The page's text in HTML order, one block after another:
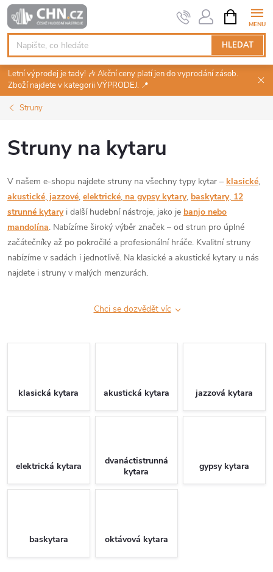
Přejít
na
obsah
HLEDAT
NÁKUPNÍ
KOŠÍK
Letní výprodej je tady! 🎶 Akční ceny platí jen do vyprodání zásob.
Zboží najdete v kategorii VÝPRODEJ. 📍
Struny
Struny na kytaru
V našem e-shopu najdete struny na všechny typy kytar – klasické,
akustické, jazzové, elektrické, na gypsy kytary, baskytary, 12
strunné kytaryi další hudební nástroje, jako je banjo nebo
mandolína. Nabízíme široký výběr značek – od strun pro úplné
začátečníky až po pokročilé a profesionální hráče. Kvalitní struny
nabízíme v sadách i jednotlivě. Na klasické a akustické kytary u nás
najdete i struny v malých menzurách.
Chci se dozvědět víc
klasická kytara akustická kytara jazzová kytara
elektrická kytara
dvanáctistrunná
kytara
gypsy kytara
baskytara oktávová kytara